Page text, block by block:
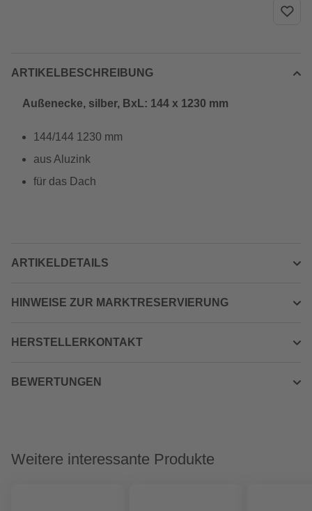
ARTIKELBESCHREIBUNG
Außenecke, silber, BxL: 144 x 1230 mm
144/144 1230 mm
aus Aluzink
für das Dach
ARTIKELDETAILS
HINWEISE ZUR MARKTRESERVIERUNG
HERSTELLERKONTAKT
BEWERTUNGEN
Weitere interessante Produkte